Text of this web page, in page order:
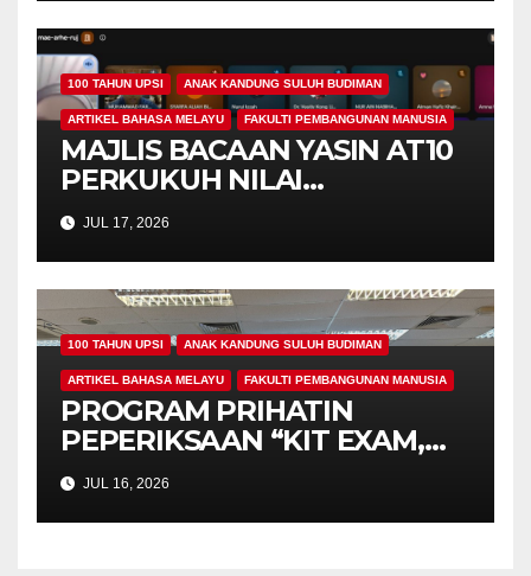
100 TAHUN UPSI ANAK KANDUNG SULUH BUDIMAN
ARTIKEL BAHASA MELAYU FAKULTI PEMBANGUNAN MANUSIA
MAJLIS BACAAN YASIN AT10
PERKUKUH NILAI
KEROHANIAN,
KEPRIHATINAN DAN
UKHUWAH MAHASISWA
PROGRAM PENDIDIKAN
KHAS
JUL 17, 2026
100 TAHUN UPSI ANAK KANDUNG SULUH BUDIMAN
ARTIKEL BAHASA MELAYU FAKULTI PEMBANGUNAN MANUSIA
PROGRAM PRIHATIN
PEPERIKSAAN “KIT EXAM,
MISI 4.00” SUNTIK
SEMANGAT DAN
KEPRIHATINAN BUAT
JUL 16, 2026